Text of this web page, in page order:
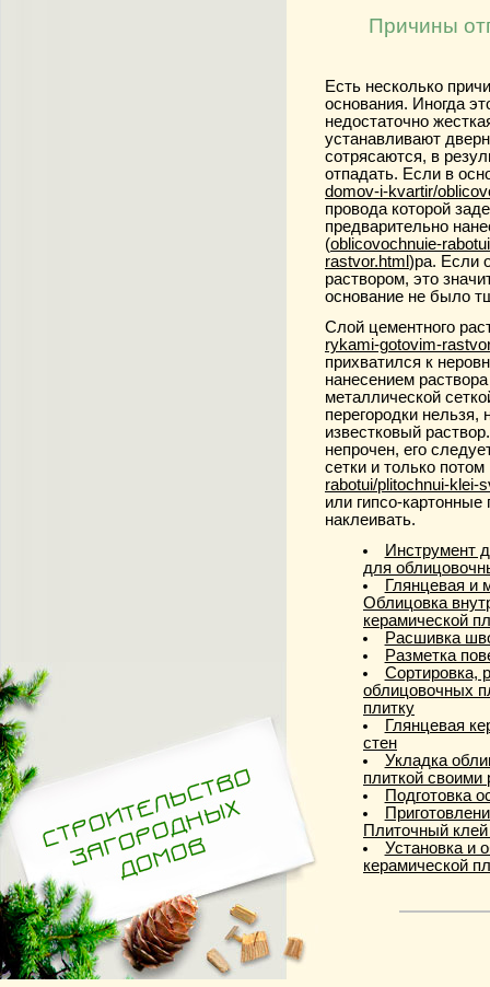
Причины
Есть несколько
основания. Иногда
недостаточно
устанавливают
сотрясаются, в
отпадать. Если в
domov-i-kvartir/
провода которой
предварительно
(oblicovochnuie-
rastvor.html )ра. Если
раствором, это
основание не было
Слой цементного
rykami-gotovim-
прихватился к
нанесением
металлической
перегородки нельзя,
известковый
непрочен, его
сетки и только
rabotui/plitochnui-klei-
или гипсо-
наклеивать.
Инструмент
для
Глянцевая и
Облицовка
керамической
Расшивка
Разметка
Сортировка,
облицовочных
плитку
Глянцевая
стен
Укладка
плиткой своими
Подготовка
Плиточный
Установка и
керамической